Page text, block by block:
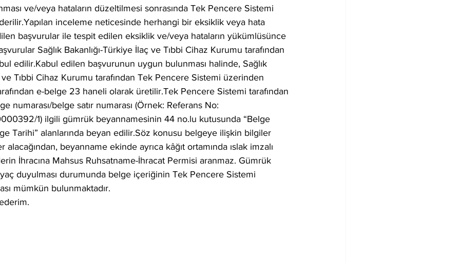
ve/veya hataların düzeltilmesi sonrasında Tek Pencere Sistemi
inceleme neticesinde herhangi bir eksiklik veya hata
başvurular ile tespit edilen eksiklik ve/veya hataların yükümlüsünce
Sağlık Bakanlığı-Türkiye İlaç ve Tıbbi Cihaz Kurumu tarafından
edilir.Kabul edilen başvurunun uygun bulunması halinde, Sağlık
ve Tıbbi Cihaz Kurumu tarafından Tek Pencere Sistemi üzerinden
e-belge 23 haneli olarak üretilir.Tek Pencere Sistemi tarafından
numarası/belge satır numarası (Örnek: Referans No:
1) ilgili gümrük beyannamesinin 44 no.lu kutusunda “Belge
Tarihi” alanlarında beyan edilir.Söz konusu belgeye ilişkin bilgiler
beyanname ekinde ayrıca kâğıt ortamında ıslak imzalı
İhracına Mahsus Ruhsatname-İhracat Permisi aranmaz. Gümrük
duyulması durumunda belge içeriğinin Tek Pencere Sistemi
mümkün bulunmaktadır.